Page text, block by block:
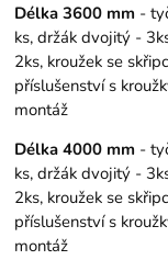
Délka 3600 mm -
ks, držák dvojitý -
2ks, kroužek se
příslušenství s
montáž
Délka 4000 mm -
ks, držák dvojitý -
2ks, kroužek se
příslušenství s
montáž